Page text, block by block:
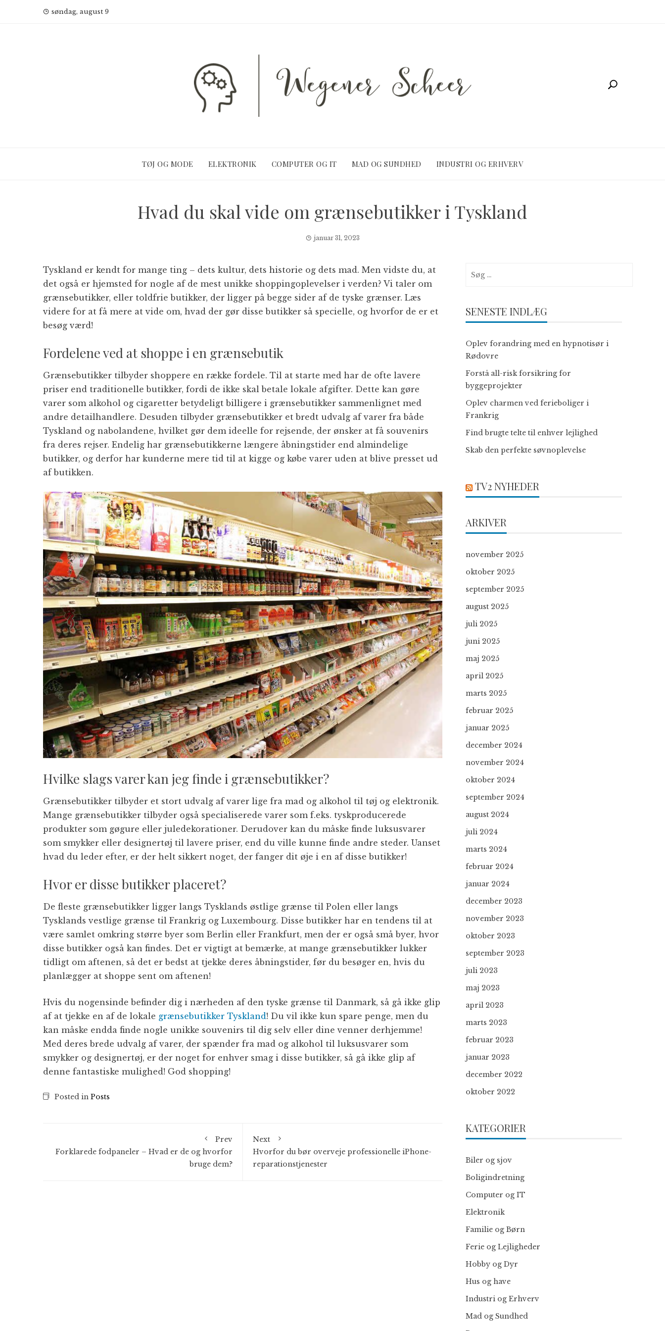
søndag, august 9
TØJ OG MODE ELEKTRONIK COMPUTER OG IT MAD OG SUNDHED INDUSTRI OG ERHVERV
Hvad du skal vide om grænsebutikker i Tyskland
januar 31, 2023
Tyskland er kendt for mange ting – dets kultur, dets historie og dets mad. Men vidste du, at
det også er hjemsted for nogle af de mest unikke shoppingoplevelser i verden? Vi taler om
grænsebutikker, eller toldfrie butikker, der ligger på begge sider af de tyske grænser. Læs
videre for at få mere at vide om, hvad der gør disse butikker så specielle, og hvorfor de er et
besøg værd!
Fordelene ved at shoppe i en grænsebutik
Grænsebutikker tilbyder shoppere en række fordele. Til at starte med har de ofte lavere
priser end traditionelle butikker, fordi de ikke skal betale lokale afgifter. Dette kan gøre
varer som alkohol og cigaretter betydeligt billigere i grænsebutikker sammenlignet med
andre detailhandlere. Desuden tilbyder grænsebutikker et bredt udvalg af varer fra både
Tyskland og nabolandene, hvilket gør dem ideelle for rejsende, der ønsker at få souvenirs
fra deres rejser. Endelig har grænsebutikkerne længere åbningstider end almindelige
butikker, og derfor har kunderne mere tid til at kigge og købe varer uden at blive presset ud
af butikken.
Hvilke slags varer kan jeg finde i grænsebutikker?
Grænsebutikker tilbyder et stort udvalg af varer lige fra mad og alkohol til tøj og elektronik.
Mange grænsebutikker tilbyder også specialiserede varer som f.eks. tyskproducerede
produkter som gøgure eller juledekorationer. Derudover kan du måske finde luksusvarer
som smykker eller designertøj til lavere priser, end du ville kunne finde andre steder. Uanset
hvad du leder efter, er der helt sikkert noget, der fanger dit øje i en af disse butikker!
Hvor er disse butikker placeret?
De fleste grænsebutikker ligger langs Tysklands østlige grænse til Polen eller langs
Tysklands vestlige grænse til Frankrig og Luxembourg. Disse butikker har en tendens til at
være samlet omkring større byer som Berlin eller Frankfurt, men der er også små byer, hvor
disse butikker også kan findes. Det er vigtigt at bemærke, at mange grænsebutikker lukker
tidligt om aftenen, så det er bedst at tjekke deres åbningstider, før du besøger en, hvis du
planlægger at shoppe sent om aftenen!
Hvis du nogensinde befinder dig i nærheden af den tyske grænse til Danmark, så gå ikke glip
af at tjekke en af de lokale grænsebutikker Tyskland! Du vil ikke kun spare penge, men du
kan måske endda finde nogle unikke souvenirs til dig selv eller dine venner derhjemme!
Med deres brede udvalg af varer, der spænder fra mad og alkohol til luksusvarer som
smykker og designertøj, er der noget for enhver smag i disse butikker, så gå ikke glip af
denne fantastiske mulighed! God shopping!
Posted in Posts
Prev
Forklarede fodpaneler – Hvad er de og hvorfor
bruge dem?
Next
Hvorfor du bør overveje professionelle iPhone-
reparationstjenester
efter:
SENESTE INDLÆG
Oplev forandring med en hypnotisør i
Rødovre
Forstå all-risk forsikring for
byggeprojekter
Oplev charmen ved ferieboliger i
Frankrig
Find brugte telte til enhver lejlighed
Skab den perfekte søvnoplevelse
TV2 NYHEDER
ARKIVER
november 2025
oktober 2025
september 2025
august 2025
juli 2025
juni 2025
maj 2025
april 2025
marts 2025
februar 2025
januar 2025
december 2024
november 2024
oktober 2024
september 2024
august 2024
juli 2024
marts 2024
februar 2024
januar 2024
december 2023
november 2023
oktober 2023
september 2023
juli 2023
maj 2023
april 2023
marts 2023
februar 2023
januar 2023
december 2022
oktober 2022
KATEGORIER
Biler og sjov
Boligindretning
Computer og IT
Elektronik
Familie og Børn
Ferie og Lejligheder
Hobby og Dyr
Hus og have
Industri og Erhverv
Mad og Sundhed